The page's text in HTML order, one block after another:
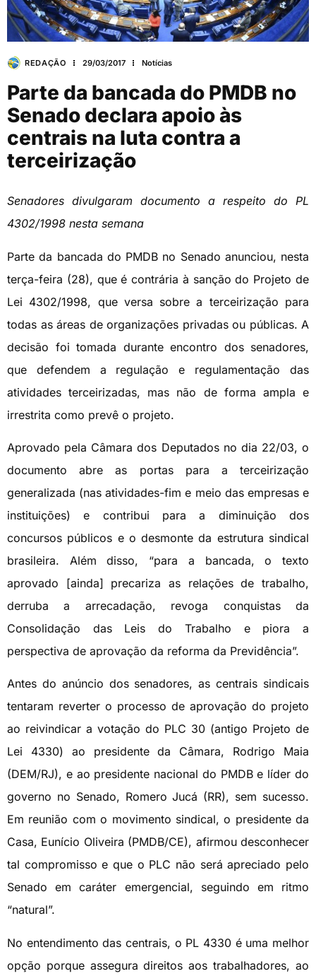
REDAÇÃO 29/03/2017 Notícias
Parte da bancada do PMDB no
Senado declara apoio às
centrais na luta contra a
terceirização
Senadores divulgaram documento a respeito do PL
4302/1998 nesta semana
Parte da bancada do PMDB no Senado anunciou, nesta
terça-feira (28), que é contrária à sanção do Projeto de
Lei 4302/1998, que versa sobre a terceirização para
todas as áreas de organizações privadas ou públicas. A
decisão foi tomada durante encontro dos senadores,
que defendem a regulação e regulamentação das
atividades terceirizadas, mas não de forma ampla e
irrestrita como prevê o projeto.
Aprovado pela Câmara dos Deputados no dia 22/03, o
documento abre as portas para a terceirização
generalizada (nas atividades-fim e meio das empresas e
instituições) e contribui para a diminuição dos
concursos públicos e o desmonte da estrutura sindical
brasileira. Além disso, “para a bancada, o texto
aprovado [ainda] precariza as relações de trabalho,
derruba a arrecadação, revoga conquistas da
Consolidação das Leis do Trabalho e piora a
perspectiva de aprovação da reforma da Previdência”.
Antes do anúncio dos senadores, as centrais sindicais
tentaram reverter o processo de aprovação do projeto
ao reivindicar a votação do PLC 30 (antigo Projeto de
Lei 4330) ao presidente da Câmara, Rodrigo Maia
(DEM/RJ), e ao presidente nacional do PMDB e líder do
governo no Senado, Romero Jucá (RR), sem sucesso.
Em reunião com o movimento sindical, o presidente da
Casa, Eunício Oliveira (PMDB/CE), afirmou desconhecer
tal compromisso e que o PLC não será apreciado pelo
Senado em caráter emergencial, seguindo em ritmo
“natural”.
No entendimento das centrais, o PL 4330 é uma melhor
opção porque assegura direitos aos trabalhadores, ao